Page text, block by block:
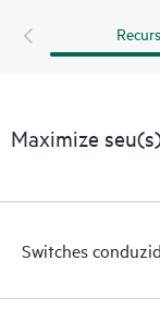
Maximize
Switches